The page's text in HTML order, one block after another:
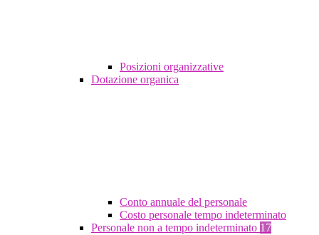
Posizioni organizzative
Dotazione organica
Conto annuale del personale
Costo personale tempo indeterminato
Personale non a tempo indeterminato 17